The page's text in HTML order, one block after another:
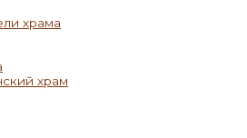
храма
храм